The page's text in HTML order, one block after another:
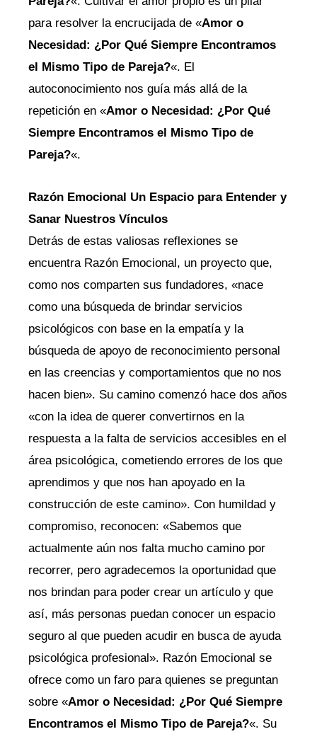
para resolver la encrucijada de «Amor o
Necesidad: ¿Por Qué Siempre Encontramos
el Mismo Tipo de Pareja?«. El
autoconocimiento nos guía más allá de la
repetición en «Amor o Necesidad: ¿Por Qué
Siempre Encontramos el Mismo Tipo de
Pareja?«.
Razón Emocional Un Espacio para Entender y
Sanar Nuestros Vínculos
Detrás de estas valiosas reflexiones se
encuentra Razón Emocional, un proyecto que,
como nos comparten sus fundadores, «nace
como una búsqueda de brindar servicios
psicológicos con base en la empatía y la
búsqueda de apoyo de reconocimiento personal
en las creencias y comportamientos que no nos
hacen bien». Su camino comenzó hace dos años
«con la idea de querer convertirnos en la
respuesta a la falta de servicios accesibles en el
área psicológica, cometiendo errores de los que
aprendimos y que nos han apoyado en la
construcción de este camino». Con humildad y
compromiso, reconocen: «Sabemos que
actualmente aún nos falta mucho camino por
recorrer, pero agradecemos la oportunidad que
nos brindan para poder crear un artículo y que
así, más personas puedan conocer un espacio
seguro al que pueden acudir en busca de ayuda
psicológica profesional». Razón Emocional se
ofrece como un faro para quienes se preguntan
sobre «Amor o Necesidad: ¿Por Qué Siempre
Encontramos el Mismo Tipo de Pareja?«. Su